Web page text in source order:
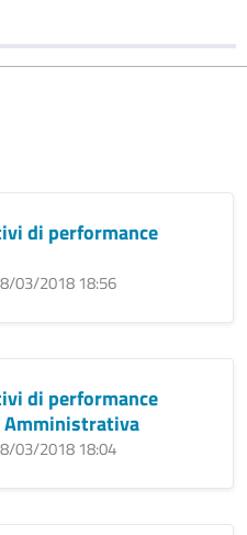
di performance
03/2018 18:56
di performance
Amministrativa
03/2018 18:04